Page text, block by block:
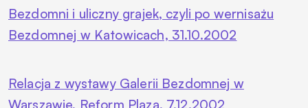
Bezdomni i uliczny grajek, czyli po wernisażu
Bezdomnej w Katowicach, 31.10.2002
Relacja z wystawy Galerii Bezdomnej w
Warszawie, Reform Plaza, 7.12.2002